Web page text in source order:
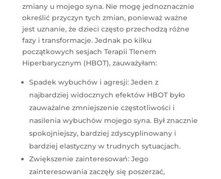
zmiany u mojego syna. Nie mogę jednoznacznie
określić przyczyn tych zmian, ponieważ ważne
jest uznanie, że dzieci często przechodzą różne
fazy i transformacje. Jednak po kilku
początkowych sesjach Terapii Tlenem
Hiperbarycznym (HBOT), zauważyłam:
Spadek wybuchów i agresji: Jeden z
najbardziej widocznych efektów HBOT było
zauważalne zmniejszenie częstotliwości i
nasilenia wybuchów mojego syna. Był znacznie
spokojniejszy, bardziej zdyscyplinowany i
bardziej elastyczny w trudnych sytuacjach.
Zwiększenie zainteresowań: Jego
zainteresowania zaczęły się poszerzać,